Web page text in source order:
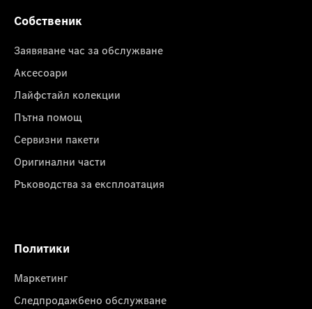
Собственик
Заявяване час за обслужване
Аксесоари
Лайфстайл колекции
Пътна помощ
Сервизни пакети
Оригинални части
Ръководства за експлоатация
Политики
Маркетинг
Следпродажбено обслужване